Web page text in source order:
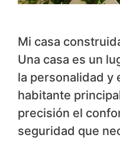
Mi casa
Una casa es un
la personalidad y
habitante
precisión el
seguridad que